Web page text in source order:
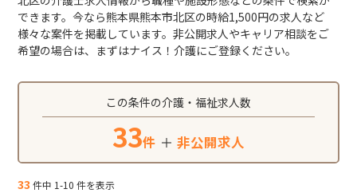
できます。今なら熊本県熊本市北区の時給1,500円の求人など
様々な案件を掲載しています。非公開求人やキャリア相談をご
希望の場合は、まずはナイス！介護にご登録ください。
この条件の介護・福祉求人数
33件 ＋ 非公開求人
33件中 1-10 件を表示